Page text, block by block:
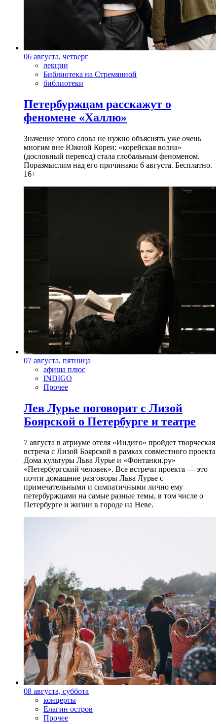
06 августа, четверг
лекции
Библиотека на Стремянной
библиотеки
Петербуржцам расскажут о
феномене «Халлю»
Значение этого слова не нужно объяснять уже очень
многим вне Южной Кореи: «корейская волна»
(дословный перевод) стала глобальным феноменом.
Поразмыслим над его причинами 6 августа. Бесплатно.
16+
07 августа, пятница
афиша плюс
INDIGO
Прочее
Лев Лурье поговорит с Лизой
Боярской о Петербурге и театре
7 августа в атриуме отеля «Индиго» пройдет творческая
встреча с Лизой Боярской в рамках совместного проекта
Дома культуры Льва Лурье и «Фонтанки.ру»
«Петербургский человек». Все встречи проекта — это
почти домашние разговоры Льва Лурье с
примечательными и симпатичными лично ему
петербуржцами на самые разные темы, в том числе о
Петербурге и жизни в городе на Неве.
08 августа, суббота
концерты
Елагин остров
Прочее